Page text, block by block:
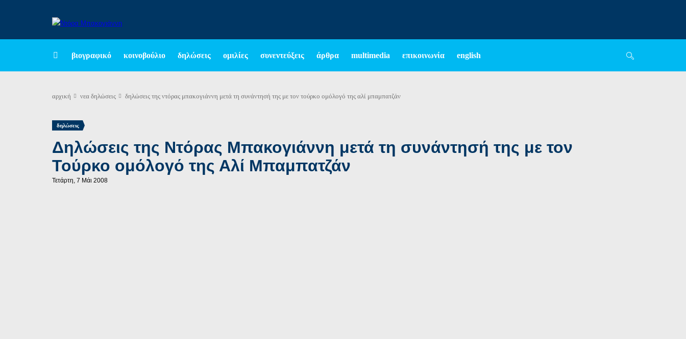
βιογραφικό κοινοβούλιο δηλώσεις ομιλίες συνεντεύξεις άρθρα multimedia επικοινωνία english
αρχική νεα δηλώσεις δηλώσεις της ντόρας μπακογιάννη μετά τη συνάντησή της με τον τούρκο ομόλογό της αλί μπαμπατζάν
δηλώσεις
Δηλώσεις της Ντόρας Μπακογιάννη μετά τη συνάντησή της με τον
Τούρκο ομόλογό της Αλί Μπαμπατζάν
Τετάρτη, 7 Μάι 2008